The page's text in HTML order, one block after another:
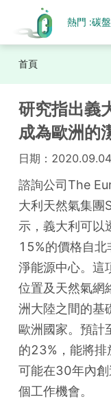
熱門 :碳
首頁
研究指出義
成為歐洲的
日期： 2020.09.04
諮詢公司The
大利天然氣集團
示，義大利可以
15%的價格自北
淨能源中心。這
位置及天然氣網
洲大陸之間的基
歐洲國家。預計
的23%，能將
可能在30年內
個工作機會。